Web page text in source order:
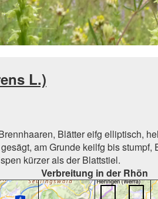
L.)
Blätter eifg elliptisch,
am Grunde keilfg bis stumpf,
kürzer als der Blattstiel.
Verbreitung in der Rhön